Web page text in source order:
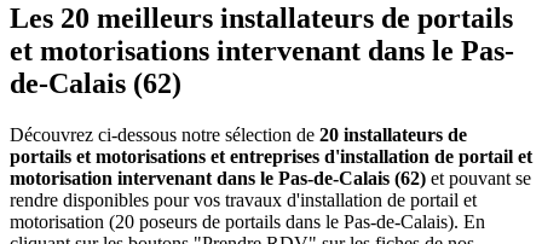
Les 20 meilleurs installateurs de portails
et motorisations intervenant dans le Pas-
de-Calais (62)
Découvrez ci-dessous notre sélection de 20 installateurs de
portails et motorisations et entreprises d'installation de portail et
motorisation intervenant dans le Pas-de-Calais (62) et pouvant se
rendre disponibles pour vos travaux d'installation de portail et
motorisation (20 poseurs de portails dans le Pas-de-Calais). En